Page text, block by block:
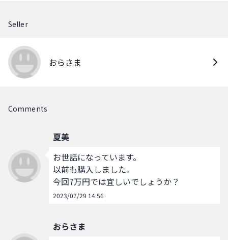
Seller
おらさま
Comments
夏美
お世話になっています。
以前も購入しました。
今回7万円では宜しいでしょうか？
2023/07/29 14:56
おらさま